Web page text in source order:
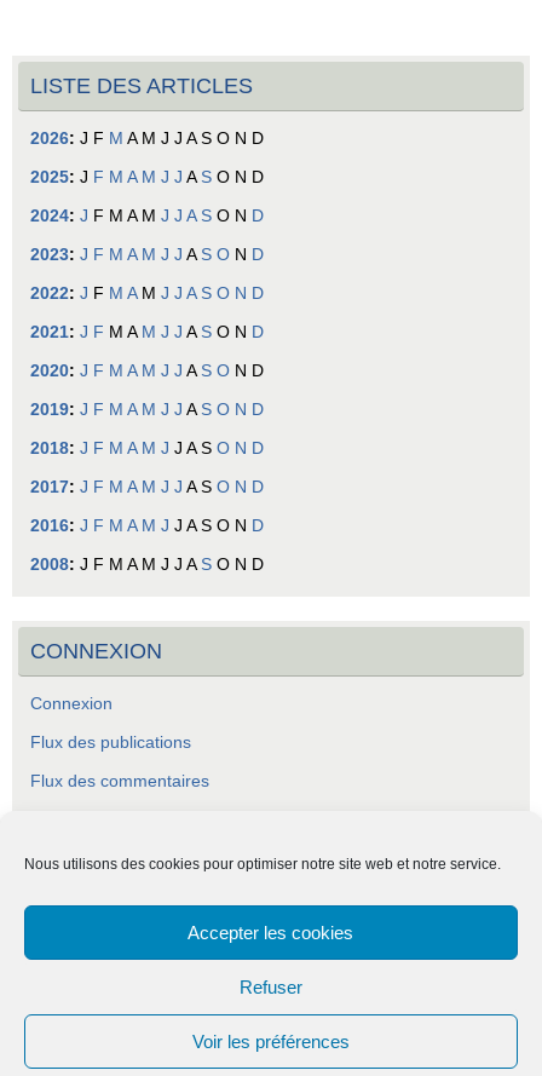
Nous utilisons des cookies pour optimiser notre site web et notre service.
Accepter les cookies
Refuser
Voir les préférences
LISTE DES ARTICLES
2026: J F M A M J J A S O N D
2025: J F M A M J J A S O N D
2024: J F M A M J J A S O N D
2023: J F M A M J J A S O N D
2022: J F M A M J J A S O N D
2021: J F M A M J J A S O N D
2020: J F M A M J J A S O N D
2019: J F M A M J J A S O N D
2018: J F M A M J J A S O N D
2017: J F M A M J J A S O N D
2016: J F M A M J J A S O N D
2008: J F M A M J J A S O N D
CONNEXION
Connexion
Flux des publications
Flux des commentaires